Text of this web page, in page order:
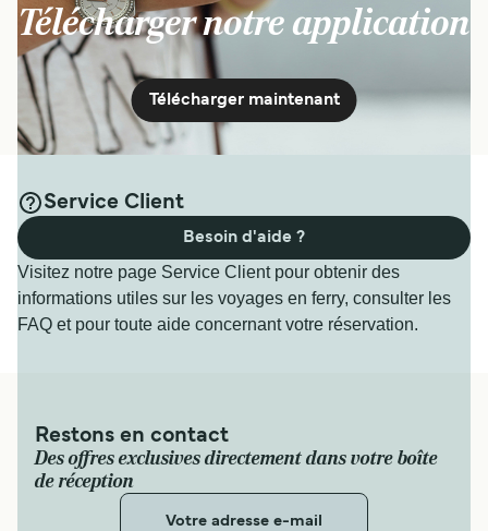
Télécharger notre application
Télécharger maintenant
Service Client
Visitez notre page Service Client pour obtenir des
informations utiles sur les voyages en ferry, consulter les
FAQ et pour toute aide concernant votre réservation.
Besoin d'aide ?
Restons en contact
Des offres exclusives directement dans votre boîte
de réception